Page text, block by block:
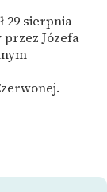
29 sierpnia
Józefa